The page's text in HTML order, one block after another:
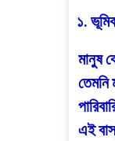
১.
মানুষ
তেমনি
এই